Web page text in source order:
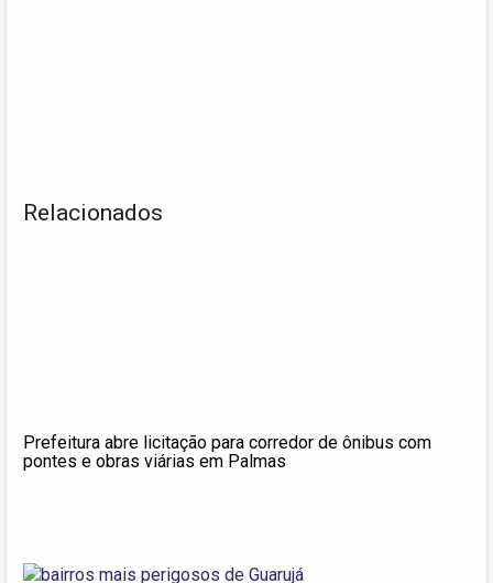
Relacionados
Prefeitura abre licitação para corredor de ônibus com
pontes e obras viárias em Palmas